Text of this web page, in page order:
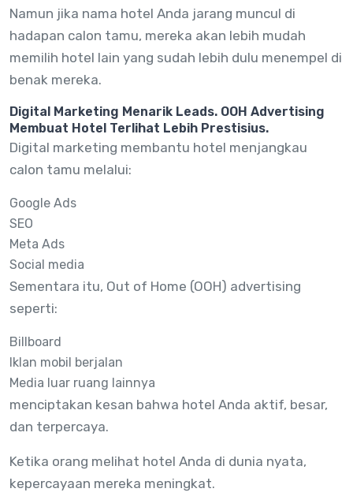
Namun jika nama hotel Anda jarang muncul di
hadapan calon tamu, mereka akan lebih mudah
memilih hotel lain yang sudah lebih dulu menempel di
benak mereka.
Digital Marketing Menarik Leads. OOH Advertising
Membuat Hotel Terlihat Lebih Prestisius.
Digital marketing membantu hotel menjangkau
calon tamu melalui:
Google Ads
SEO
Meta Ads
Social media
Sementara itu, Out of Home (OOH) advertising
seperti:
Billboard
Iklan mobil berjalan
Media luar ruang lainnya
menciptakan kesan bahwa hotel Anda aktif, besar,
dan terpercaya.
Ketika orang melihat hotel Anda di dunia nyata,
kepercayaan mereka meningkat.